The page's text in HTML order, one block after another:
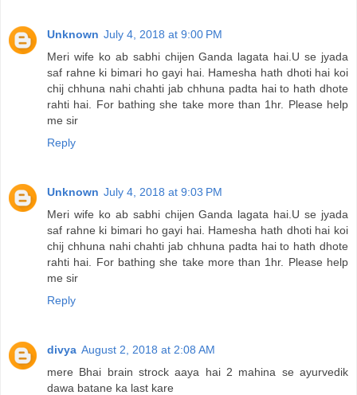
Unknown July 4, 2018 at 9:00 PM
Meri wife ko ab sabhi chijen Ganda lagata hai.U se jyada
saf rahne ki bimari ho gayi hai. Hamesha hath dhoti hai koi
chij chhuna nahi chahti jab chhuna padta hai to hath dhote
rahti hai. For bathing she take more than 1hr. Please help
me sir
Reply
Unknown July 4, 2018 at 9:03 PM
Meri wife ko ab sabhi chijen Ganda lagata hai.U se jyada
saf rahne ki bimari ho gayi hai. Hamesha hath dhoti hai koi
chij chhuna nahi chahti jab chhuna padta hai to hath dhote
rahti hai. For bathing she take more than 1hr. Please help
me sir
Reply
divya August 2, 2018 at 2:08 AM
mere Bhai brain strock aaya hai 2 mahina se ayurvedik
dawa batane ka last kare